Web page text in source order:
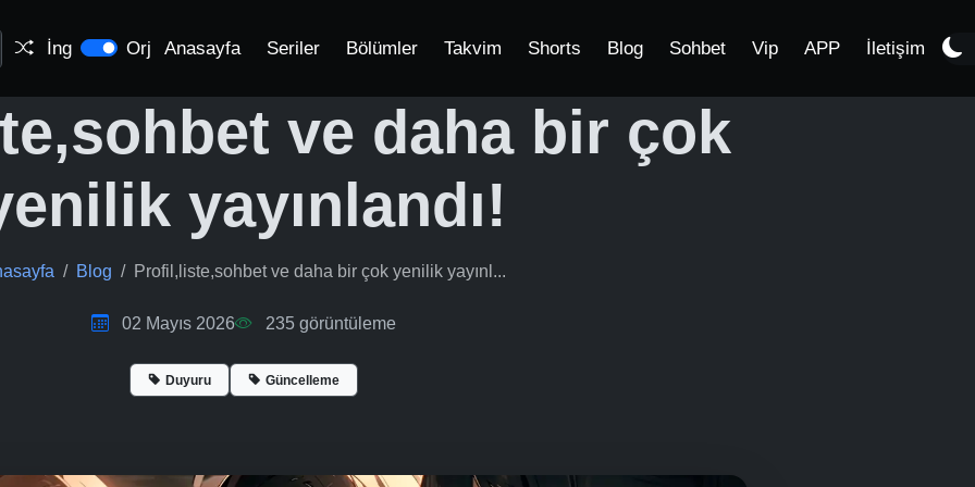
İng Orj Anasayfa Seriler Bölümler Takvim Shorts Blog Sohbet Vip APP İletişim
ve daha bir çok
yayınlandı!
Blog Profil,liste,sohbet ve daha bir çok yenilik yayınl...
02 Mayıs 2026 235 görüntüleme
Duyuru Güncelleme